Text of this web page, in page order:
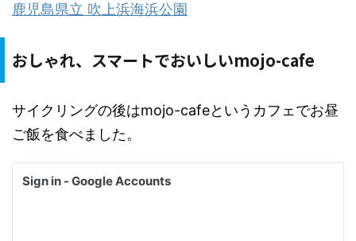
鹿児島県立 吹上浜海浜公園
おしゃれ、スマートでおいしいmojo-cafe
サイクリングの後はmojo-cafeというカフェでお昼
ご飯を食べました。